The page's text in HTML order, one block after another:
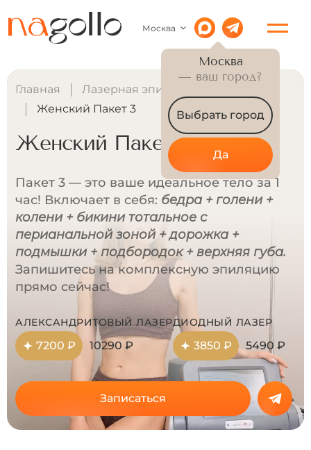
Москва
Москва
— ваш город?
Выбрать город
Да
Главная
Лазерная эпиляция для женщин
Женский Пакет 3
Женский Пакет 3
Пакет 3 — это ваше идеальное тело за 1
час! Включает в себя: бедра + голени +
колени + бикини тотальное с
перианальной зоной + дорожка +
подмышки + подбородок + верхняя губа.
Запишитесь на комплексную эпиляцию
прямо сейчас!
АЛЕКСАНДРИТОВЫЙ ЛАЗЕР
7200 ₽ 10290 ₽
ДИОДНЫЙ ЛАЗЕР
3850 ₽ 5490 ₽
Записаться